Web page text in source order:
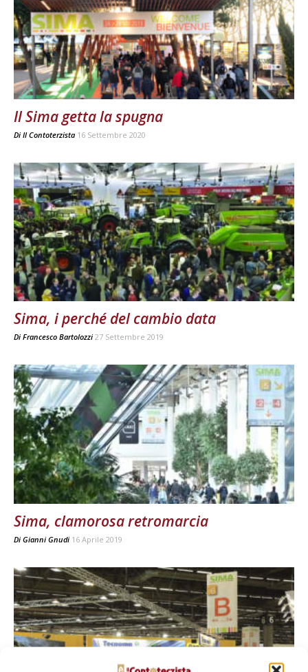
Il Sima getta la spugna
Di Il Contoterzista 16 Settembre 2020
Sima, i perché del cambio data
Di Francesco Bartolozzi 27 Settembre 2019
Sima, clamorosa retromarcia
Di Gianni Gnudi 16 Aprile 2019